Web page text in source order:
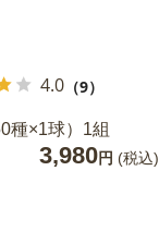
4.0 （9）
種×1球）1組
3,980円 (税込)